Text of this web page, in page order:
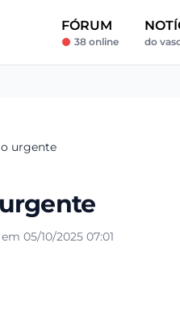
FÓRUM
38 online do
urgente
05/10/2025 07:01